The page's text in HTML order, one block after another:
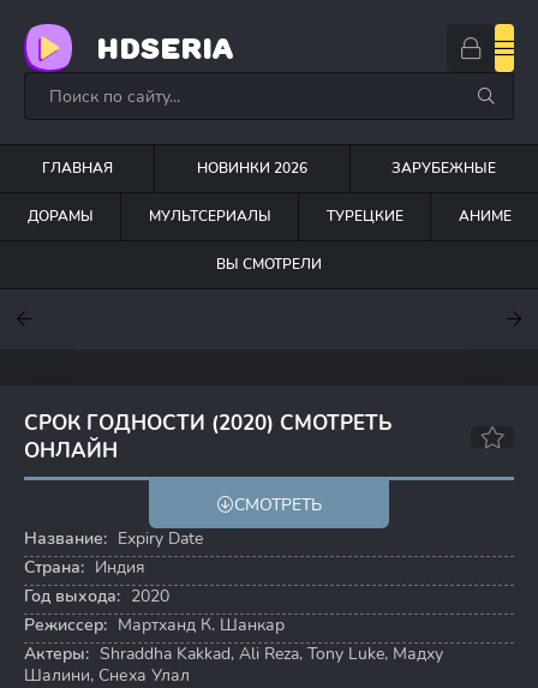
HDSERIA
ГЛАВНАЯ НОВИНКИ 2026 ЗАРУБЕЖНЫЕ
ДОРАМЫ МУЛЬТСЕРИАЛЫ ТУРЕЦКИЕ АНИМЕ
ВЫ СМОТРЕЛИ
СРОК ГОДНОСТИ (2020) СМОТРЕТЬ
ОНЛАЙН
СМОТРЕТЬ
Название: Expiry Date
Страна: Индия
Год выхода: 2020
Режиссер: Мартханд К. Шанкар
Актеры: Shraddha Kakkad, Ali Reza, Tony Luke, Мадху
Шалини, Снеха Улал